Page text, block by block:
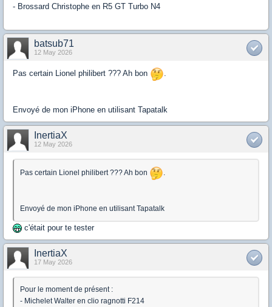
- Brossard Christophe en R5 GT Turbo N4
batsub71
12 May 2026
Pas certain Lionel philibert ??? Ah bon
Envoyé de mon iPhone en utilisant Tapatalk
InertiaX
12 May 2026
Pas certain Lionel philibert ??? Ah bon
Envoyé de mon iPhone en utilisant Tapatalk
c'était pour te tester
InertiaX
17 May 2026
Pour le moment de présent :
- Michelet Walter en clio ragnotti F214